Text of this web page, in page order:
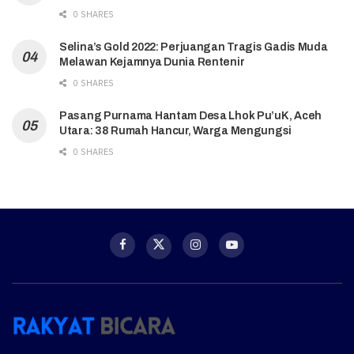
0 SHARES
Selina’s Gold 2022: Perjuangan Tragis Gadis Muda
Melawan Kejamnya Dunia Rentenir
0 SHARES
Pasang Purnama Hantam Desa Lhok Pu’uK, Aceh
Utara: 38 Rumah Hancur, Warga Mengungsi
0 SHARES